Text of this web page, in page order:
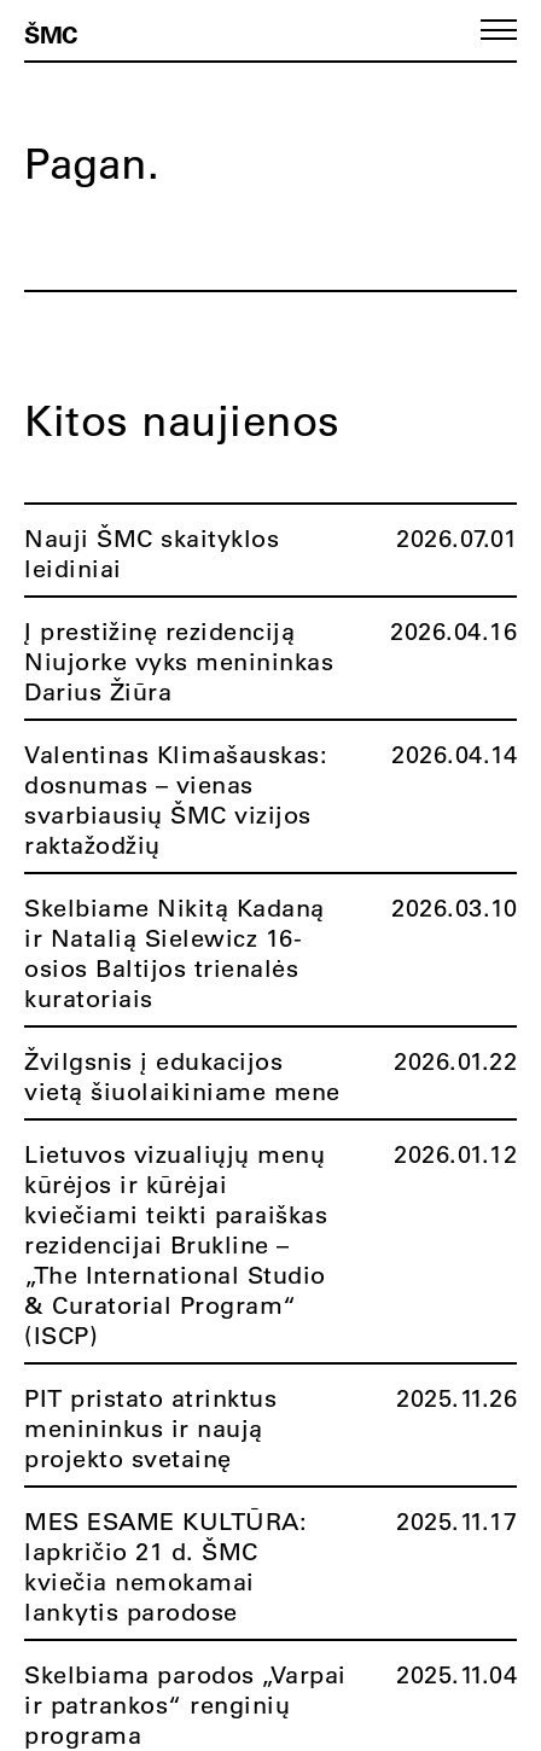
ŠMC
Pagan.
Kitos naujienos
Nauji ŠMC skaityklos
leidiniai
2026.07.01
Į prestižinę rezidenciją
Niujorke vyks menininkas
Darius Žiūra
2026.04.16
Valentinas Klimašauskas:
dosnumas – vienas
svarbiausių ŠMC vizijos
raktažodžių
2026.04.14
Skelbiame Nikitą Kadaną
ir Natalią Sielewicz 16-
osios Baltijos trienalės
kuratoriais
2026.03.10
Žvilgsnis į edukacijos
vietą šiuolaikiniame mene
2026.01.22
Lietuvos vizualiųjų menų
kūrėjos ir kūrėjai
kviečiami teikti paraiškas
rezidencijai Brukline –
„The International Studio
& Curatorial Program“
(ISCP)
2026.01.12
PIT pristato atrinktus
menininkus ir naują
projekto svetainę
2025.11.26
MES ESAME KULTŪRA:
lapkričio 21 d. ŠMC
kviečia nemokamai
lankytis parodose
2025.11.17
Skelbiama parodos „Varpai
ir patrankos“ renginių
programa
2025.11.04